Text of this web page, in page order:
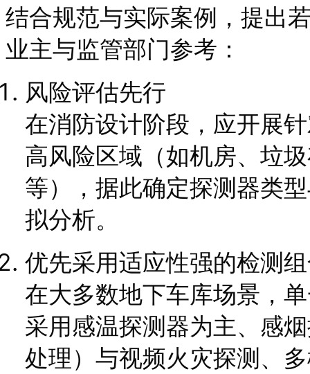
结合规范与实际案例，提出
业主与监管部门参考：
风险评估先行
在消防设计阶段，应开展
高风险区域（如机房、垃
等），据此确定探测器类
拟分析。
优先采用适应性强的检测
在大多数地下车库场景，
采用感温探测器为主、感
处理）与视频火灾探测、